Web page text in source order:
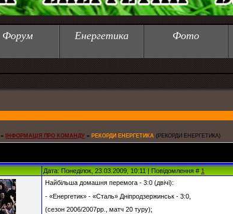
Форум Енергетика Фото
» ІНФОРМАЦІЯ ПРО КОМАНДУ » РЕКОРДИ ЕНЕРГЕТИКА (РЕКОРДИ ЕНЕРГЕТИКА)
Дата: Понеділок, 23.03.2009, 10:11 | Повідомлення # 1
Найбільша домашня перемога - 3:0 (двічі):
- «Енергетик» - «Сталь» Дніпродзержинськ - 3:0,
(сезон 2006/2007рр., матч 20 туру);